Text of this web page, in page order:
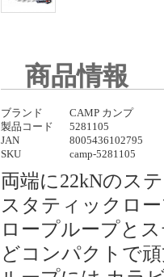
商品情報
ブランド
CAMP カンプ
製品コード
5281105
JAN
8005436102795
SKU
camp-5281105
両端に22kNのス
スタティックロ
ロープループと
どコンパクトで